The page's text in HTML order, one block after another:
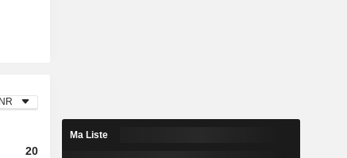
INR
2024
Ma Liste